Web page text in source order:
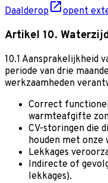
Daalderop
opent
Artikel 10.
10.1 Aansprakelijkheid
periode van drie
werkzaamheden
Correct
warmteafgifte
CV-storingen die
houden met onze
Lekkages
Indirecte of
lekkages).